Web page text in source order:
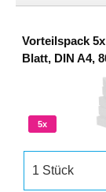
Vorteilspack
Blatt, DIN A4,
5x